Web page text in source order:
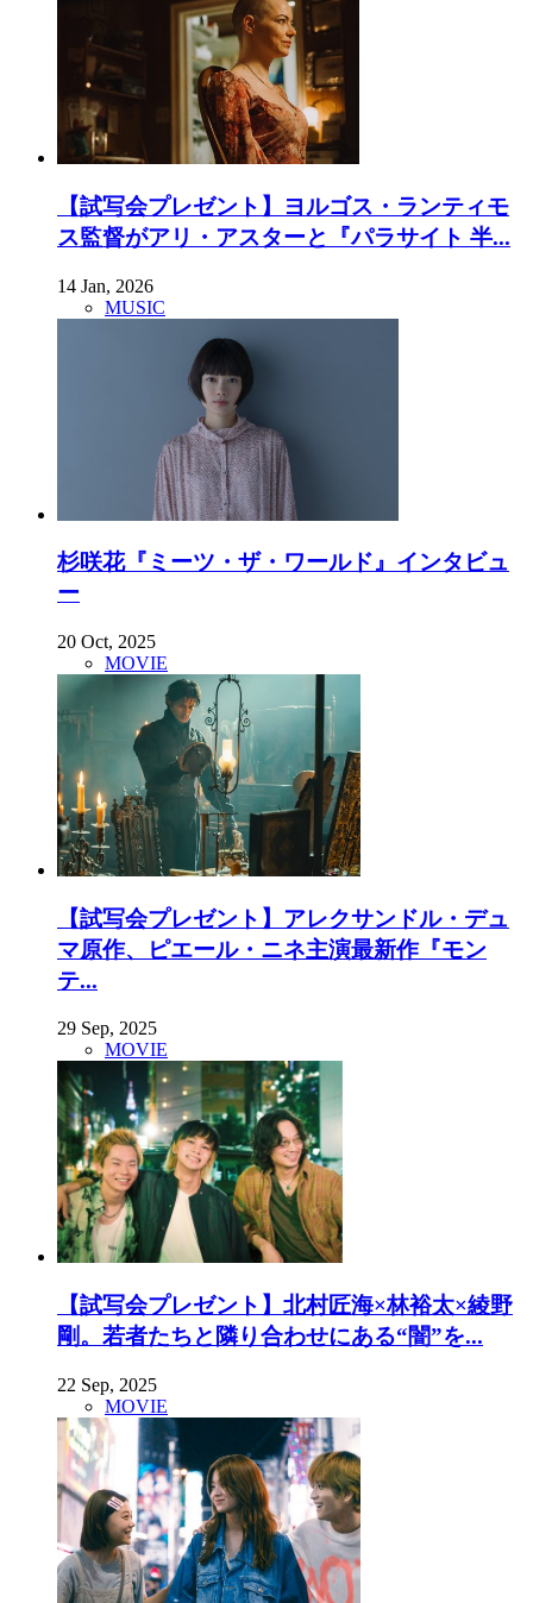
【試写会プレゼント】ヨルゴス・ランティモ
ス監督がアリ・アスターと『パラサイト 半...
14 Jan, 2026
MUSIC
杉咲花『ミーツ・ザ・ワールド』インタビュ
ー
20 Oct, 2025
MOVIE
【試写会プレゼント】アレクサンドル・デュ
マ原作、ピエール・ニネ主演最新作『モン
テ...
29 Sep, 2025
MOVIE
【試写会プレゼント】北村匠海×林裕太×綾野
剛。若者たちと隣り合わせにある“闇”を...
22 Sep, 2025
MOVIE